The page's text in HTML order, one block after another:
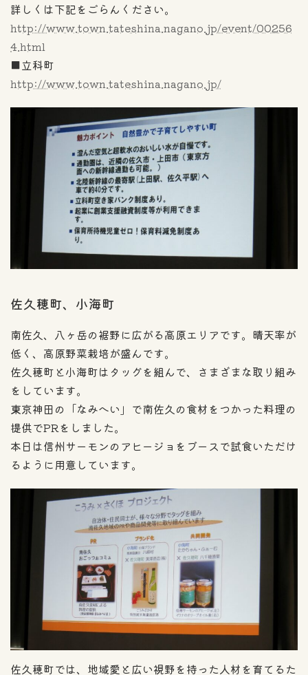
詳しくは下記をごらんください。
http://www.town.tateshina.nagano.jp/event/00256
4.html
■立科町
http://www.town.tateshina.nagano.jp/
佐久穂町、小海町
南佐久、八ヶ岳の裾野に広がる高原エリアです。晴天率が
低く、高原野菜栽培が盛んです。
佐久穂町と小海町はタッグを組んで、さまざまな取り組み
をしています。
東京神田の「なみへい」で南佐久の食材をつかった料理の
提供でPRをしました。
本日は信州サーモンのアヒージョをブースで試食いただけ
るように用意しています。
佐久穂町では、地域愛と広い視野を持った人材を育てるた